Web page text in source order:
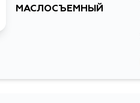
МАСЛОСЪЕМНЫЙ